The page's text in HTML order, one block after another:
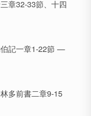
章32-33節、十四
記一章1-22節 —
多前書二章9-15